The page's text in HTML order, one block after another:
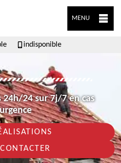
MENU
indisponible
24h/24 sur 7j/7 en cas